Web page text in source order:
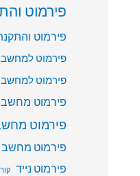
פירמוט
פירמוט
פירמוט למחשב
פירמוט למחשב
פירמוט מחשב
פירמוט
פירמוט מחשב
פירמוט נייד